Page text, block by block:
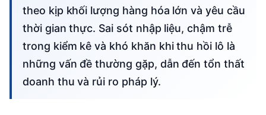
theo kịp khối lượng hàng hóa lớn và yêu cầu
thời gian thực. Sai sót nhập liệu, chậm trễ
trong kiểm kê và khó khăn khi thu hồi lô là
những vấn đề thường gặp, dẫn đến tổn thất
doanh thu và rủi ro pháp lý.